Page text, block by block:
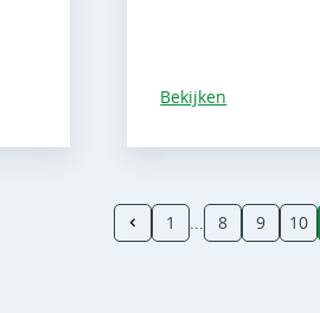
Bekijken
1 8 9 10